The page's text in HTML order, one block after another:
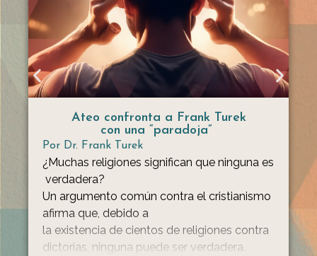
Ateo confronta a Frank Turek
con una “paradoja”
Por Dr. Frank Turek
¿Muchas religiones significan que ninguna es
verdadera?
Un argumento común contra el cristianismo
afirma que, debido a
la existencia de cientos de religiones contra
dictorias, ninguna puede ser verdadera.